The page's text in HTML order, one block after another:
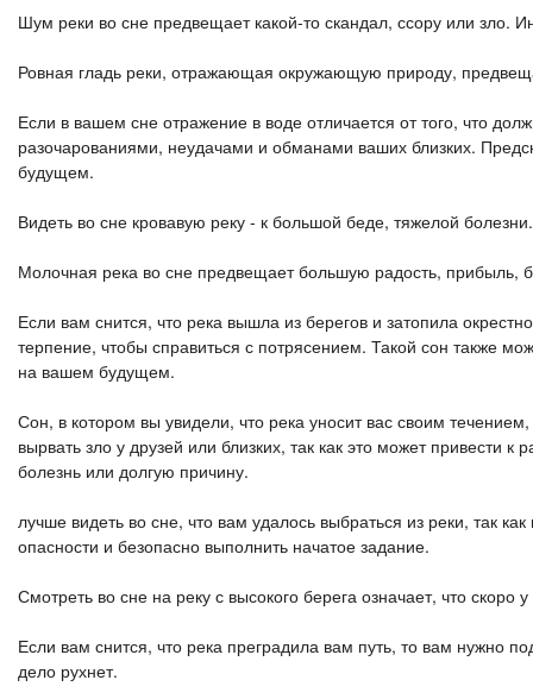
Шум реки во сне предвещает какой-то скандал, ссору или зло.
Ровная гладь реки, отражающая окружающую природу,
Если в вашем сне отражение в воде отличается от того, что
разочарованиями, неудачами и обманами ваших близких.
будущем.
Видеть во сне кровавую реку - к большой беде, тяжелой
Молочная река во сне предвещает большую радость, прибыль,
Если вам снится, что река вышла из берегов и затопила
терпение, чтобы справиться с потрясением. Такой сон также
на вашем будущем.
Сон, в котором вы увидели, что река уносит вас своим
вырвать зло у друзей или близких, так как это может привести
болезнь или долгую причину.
лучше видеть во сне, что вам удалось выбраться из реки, так
опасности и безопасно выполнить начатое задание.
Смотреть во сне на реку с высокого берега означает, что
Если вам снится, что река преградила вам путь, то вам нужно
дело рухнет.